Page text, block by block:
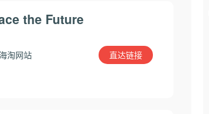
the Future
淘网站 直达链接